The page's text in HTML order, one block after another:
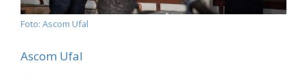
Foto: Ascom Ufal
Ascom Ufal